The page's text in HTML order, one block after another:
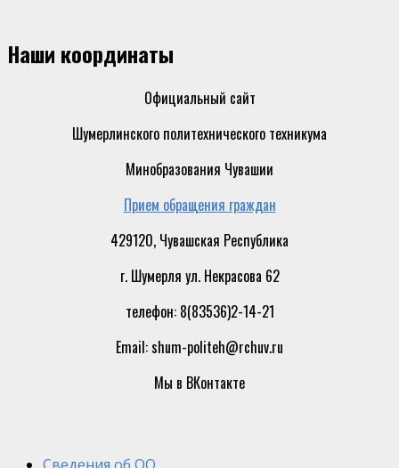
Наши координаты
Официальный сайт
Шумерлинского политехнического техникума
Минобразования Чувашии
Прием обращения граждан
429120, Чувашская Республика
г. Шумерля ул. Некрасова 62
телефон: 8(83536)2-14-21
Email: shum-politeh@rchuv.ru
Мы в ВКонтакте
Сведения об ОО